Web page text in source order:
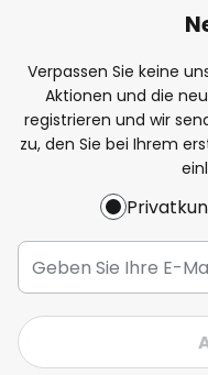
Verpassen Sie keine
Aktionen und die
registrieren und wir
zu, den Sie bei Ihrem